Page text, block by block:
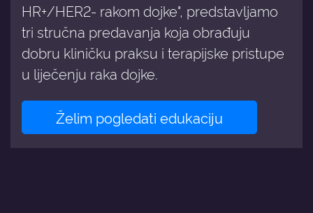
HR+/HER2- rakom dojke", predstavljamo
tri stručna predavanja koja obrađuju
dobru kliničku praksu i terapijske pristupe
u liječenju raka dojke.
Želim pogledati edukaciju